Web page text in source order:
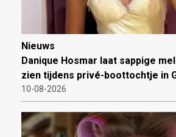
Nieuws
Danique Hosmar laat sappige
zien tijdens privé-boottochtje in
10-08-2026